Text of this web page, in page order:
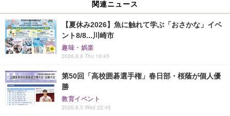
関連ニュース
【夏休み2026】魚に触れて学ぶ「おさかな」イベ
ント8/8...川崎市
趣味・娯楽
2026.8.6 Thu 16:45
第50回「高校囲碁選手権」春日部・桜蔭が個人優
勝
教育イベント
2026.8.5 Wed 22:45